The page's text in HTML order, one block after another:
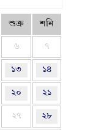
শুক্র শনি
৬ ৭
১৩ ১৪
২০ ২১
২৭ ২৮